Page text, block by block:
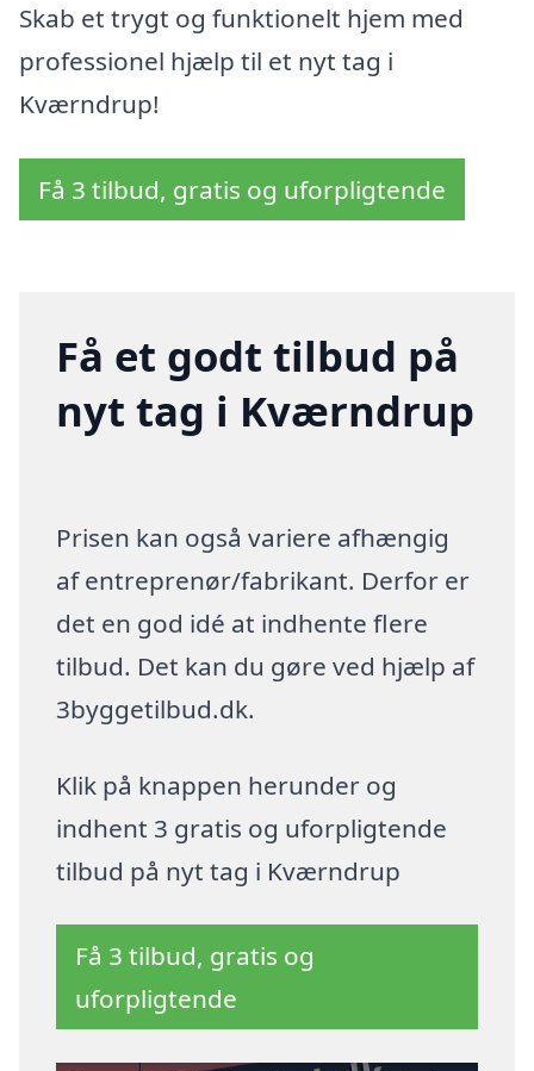
Skab et trygt og funktionelt hjem med
professionel hjælp til et nyt tag i
Kværndrup!
Få 3 tilbud, gratis og uforpligtende
Få et godt tilbud på
nyt tag i Kværndrup
Prisen kan også variere afhængig
af entreprenør/fabrikant. Derfor er
det en god idé at indhente flere
tilbud. Det kan du gøre ved hjælp af
3byggetilbud.dk.
Klik på knappen herunder og
indhent 3 gratis og uforpligtende
tilbud på nyt tag i Kværndrup
Få 3 tilbud, gratis og
uforpligtende